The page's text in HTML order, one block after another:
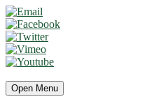
Open Menu